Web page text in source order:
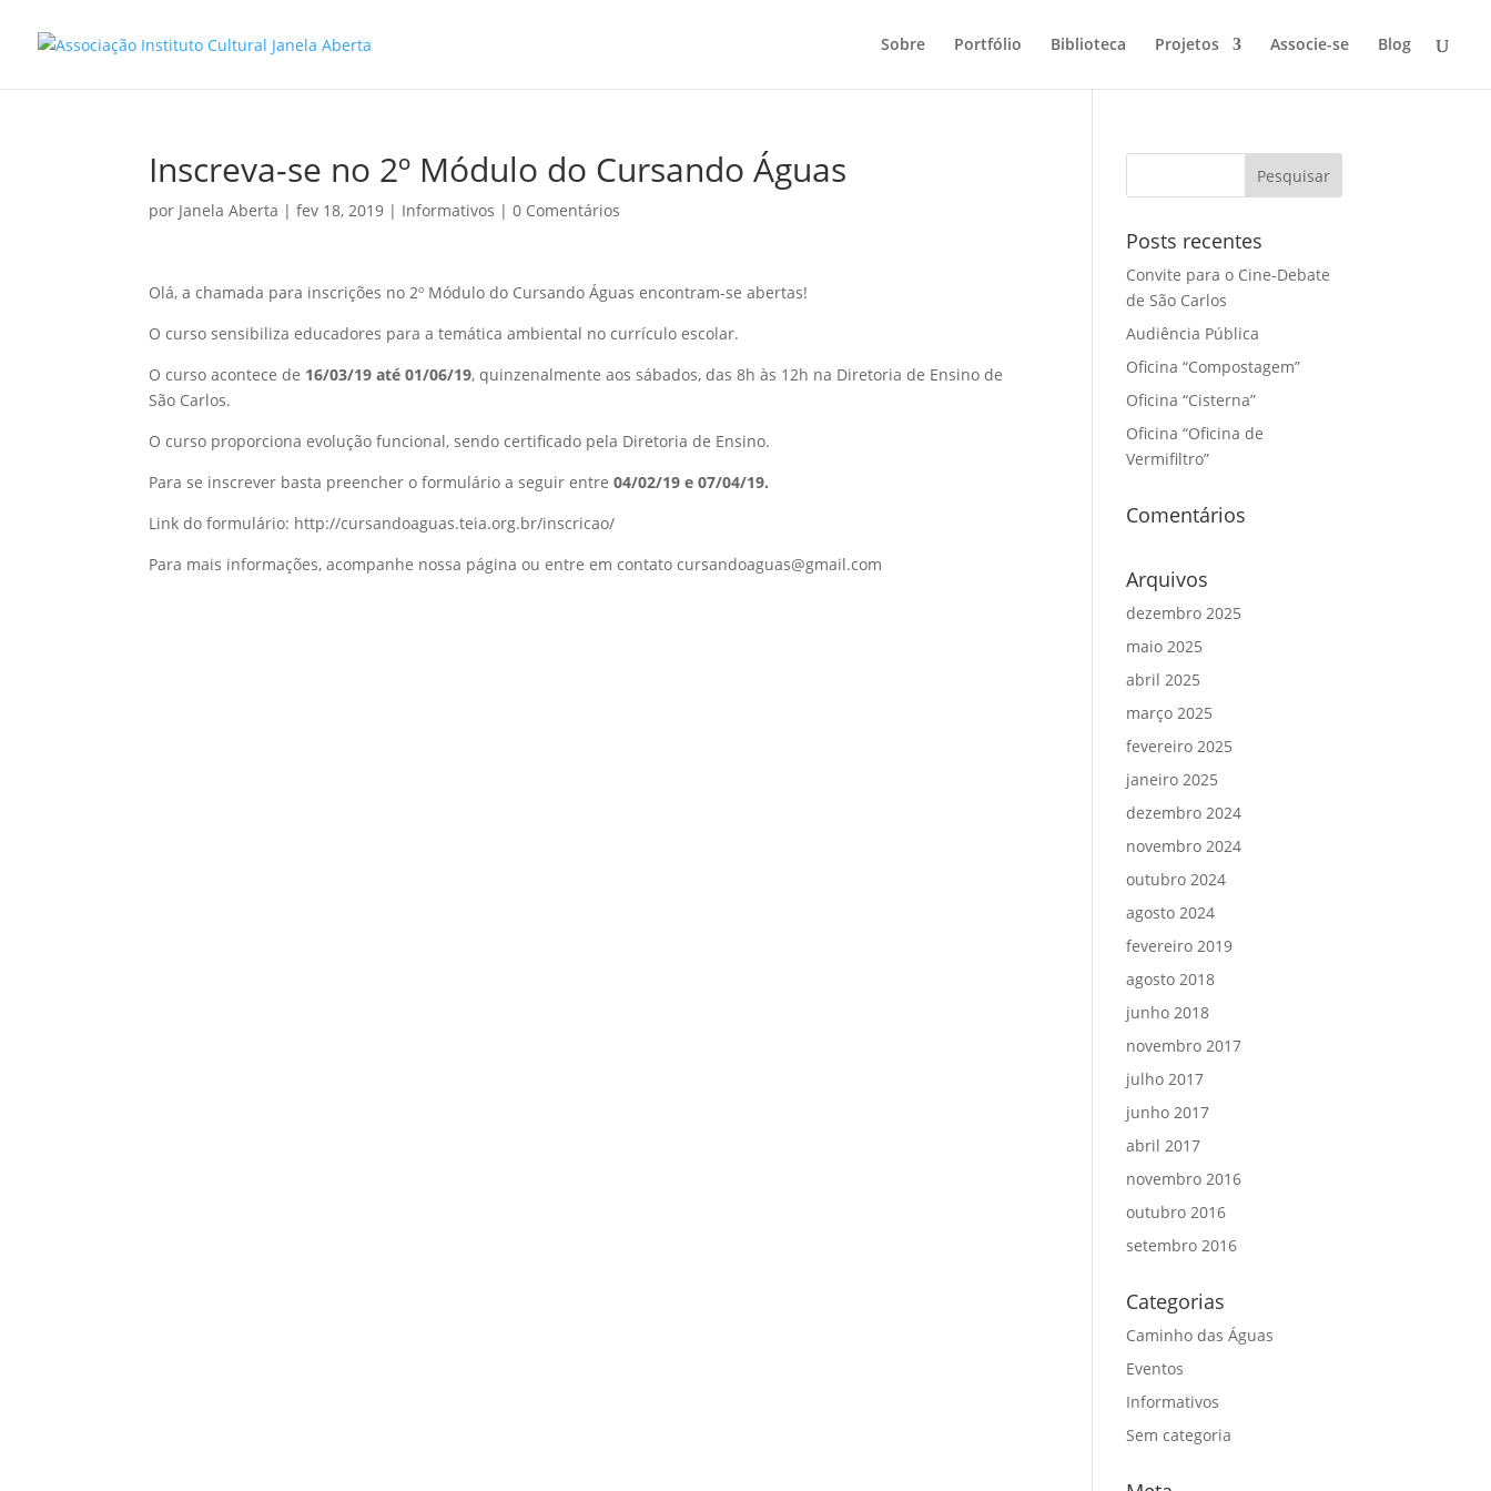
Sobre Portfólio Biblioteca Projetos Associe-se Blog
Inscreva-se no 2º Módulo do Cursando Águas
por Janela Aberta |fev 18, 2019 | Informativos |0 Comentários
Olá, a chamada para inscrições no 2º Módulo do Cursando Águas encontram-se abertas!
O curso sensibiliza educadores para a temática ambiental no currículo escolar.
O curso acontece de 16/03/19 até 01/06/19, quinzenalmente aos sábados, das 8h às 12h na Diretoria de Ensino de
São Carlos.
O curso proporciona evolução funcional, sendo certificado pela Diretoria de Ensino.
Para se inscrever basta preencher o formulário a seguir entre04/02/19 e 07/04/19.
Link do formulário: http://cursandoaguas.teia.org.br/inscricao/
Para mais informações, acompanhe nossa página ou entre em contato cursandoaguas@gmail.com
Posts recentes
Convite para o Cine-Debate
de São Carlos
Audiência Pública
Oficina “Compostagem”
Oficina “Cisterna”
Oficina “Oficina de
Vermifiltro”
Comentários
Arquivos
dezembro 2025
maio 2025
abril 2025
março 2025
fevereiro 2025
janeiro 2025
dezembro 2024
novembro 2024
outubro 2024
agosto 2024
fevereiro 2019
agosto 2018
junho 2018
novembro 2017
julho 2017
junho 2017
abril 2017
novembro 2016
outubro 2016
setembro 2016
Categorias
Caminho das Águas
Eventos
Informativos
Sem categoria